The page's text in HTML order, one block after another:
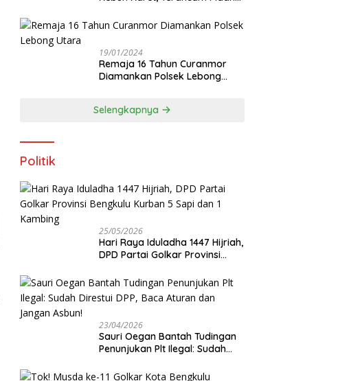
19/01/2024
Remaja 16 Tahun Curanmor
Diamankan Polsek Lebong
Selengkapnya
Politik
25/05/2026
Hari Raya Iduladha 1447 Hijriah,
DPD Partai Golkar Provinsi
Kambing
23/04/2026
Sauri Oegan Bantah Tudingan
Penunjukan Plt Ilegal: Sudah
Jangan Asbun!